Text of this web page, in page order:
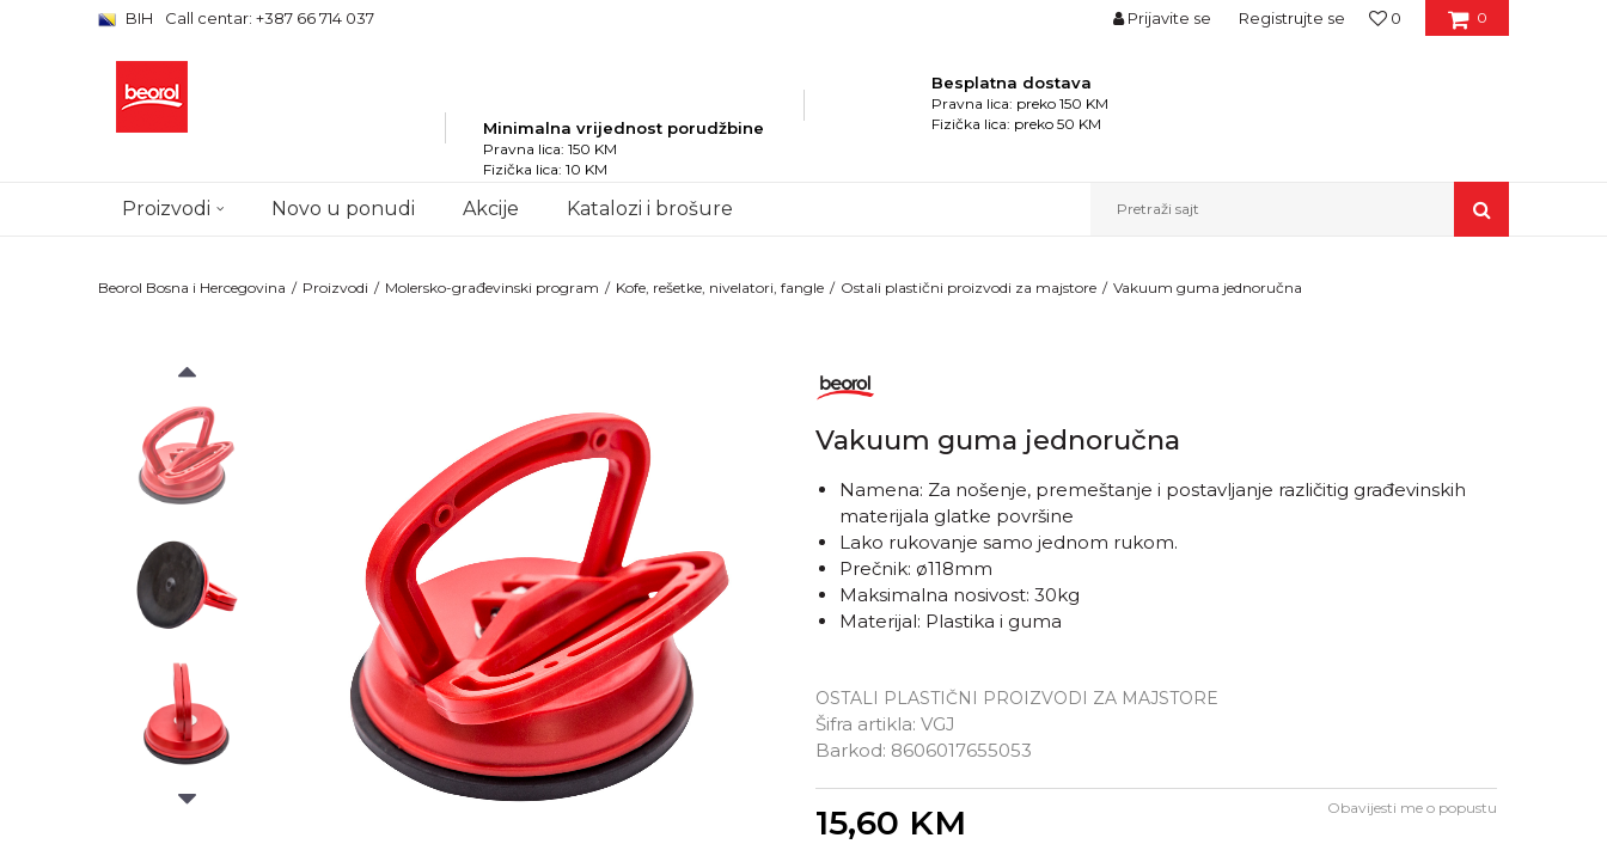
BIH Call centar: +387 66 714 037 0
0
Prijavite se Registrujte se
Minimalna vrijednost porudžbine
Pravna lica: 150 KM
Fizička lica: 10 KM
Besplatna dostava
Pravna lica: preko 150 KM
Fizička lica: preko 50 KM
Proizvodi Novo u ponudi Akcije Katalozi i brošure Pretraži sajt
Beorol Bosna i Hercegovina Proizvodi Molersko-građevinski program Kofe, rešetke, nivelatori, fangle Ostali plastični proizvodi za majstore Vakuum guma jednoručna
Vakuum guma jednoručna
OSTALI PLASTIČNI PROIZVODI ZA MAJSTORE
Šifra artikla: VGJ
Barkod: 8606017655053
Namena: Za nošenje, premeštanje i postavljanje različitig građevinskih
materijala glatke površine
Lako rukovanje samo jednom rukom.
Prečnik: ø118mm
Maksimalna nosivost: 30kg
Materijal: Plastika i guma
15,60 KM Obavijesti me o popustu